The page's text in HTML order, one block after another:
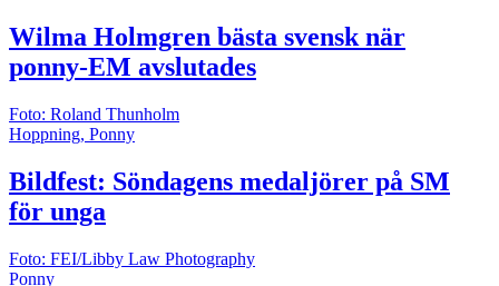
Wilma Holmgren bästa svensk när
ponny-EM avslutades
Foto: Roland Thunholm
Hoppning, Ponny
Bildfest: Söndagens medaljörer på SM
för unga
Foto: FEI/Libby Law Photography
Ponny